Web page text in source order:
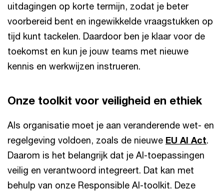
uitdagingen op korte termijn, zodat je beter
voorbereid bent en ingewikkelde vraagstukken op
tijd kunt tackelen. Daardoor ben je klaar voor de
toekomst en kun je jouw teams met nieuwe
kennis en werkwijzen instrueren.
Onze toolkit voor veiligheid en ethiek
Als organisatie moet je aan veranderende wet- en
regelgeving voldoen, zoals de nieuwe EU AI Act.
Daarom is het belangrijk dat je AI-toepassingen
veilig en verantwoord integreert. Dat kan met
behulp van onze Responsible AI-toolkit. Deze